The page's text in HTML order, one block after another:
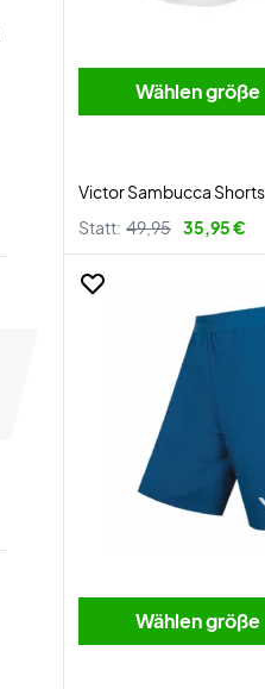
Wählen größe
Victor Sambucca
Statt: 49,95 35,95 €
Wählen größe